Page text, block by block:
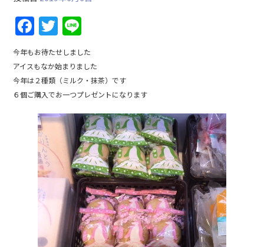
F
a
c
e
b
o
o
k
T
w
itt
er
n
e
今年もお待たせしました
アイスもなか始まりました
今年は２種類（ミルク・抹茶）です
６個ご購入でお一つプレゼントになります